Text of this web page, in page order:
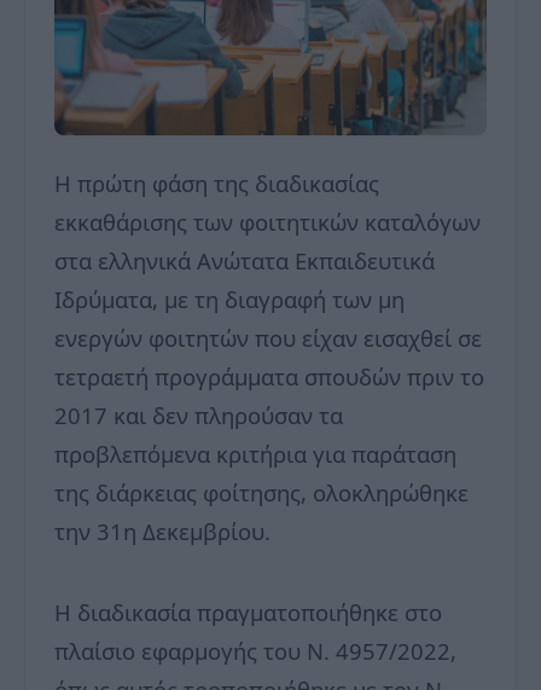
Η πρώτη φάση της διαδικασίας
εκκαθάρισης των φοιτητικών καταλόγων
στα ελληνικά Ανώτατα Εκπαιδευτικά
Ιδρύματα, με τη διαγραφή των μη
ενεργών φοιτητών που είχαν εισαχθεί σε
τετραετή προγράμματα σπουδών πριν το
2017 και δεν πληρούσαν τα
προβλεπόμενα κριτήρια για παράταση
της διάρκειας φοίτησης, ολοκληρώθηκε
την 31η Δεκεμβρίου.
Η διαδικασία πραγματοποιήθηκε στο
πλαίσιο εφαρμογής του Ν. 4957/2022,